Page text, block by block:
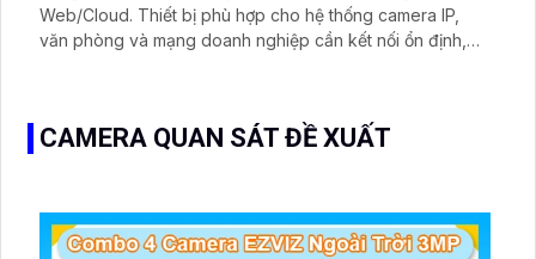
Web/Cloud. Thiết bị phù hợp cho hệ thống camera IP,
văn phòng và mạng doanh nghiệp cần kết nối ổn định,
CAMERA QUAN SÁT ĐỀ XUẤT